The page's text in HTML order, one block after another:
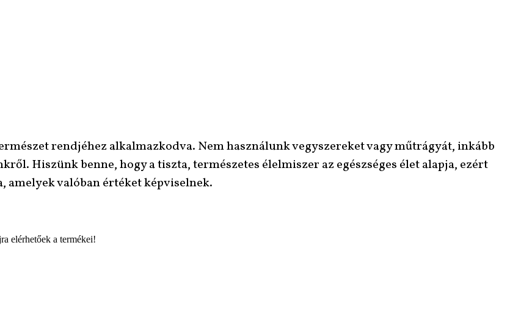
rendjéhez alkalmazkodva. Nem használunk vegyszereket vagy műtrágyát, inkább
Hiszünk benne, hogy a tiszta, természetes élelmiszer az egészséges élet alapja, ezért
amelyek valóban értéket képviselnek.
elérhetőek a termékei!